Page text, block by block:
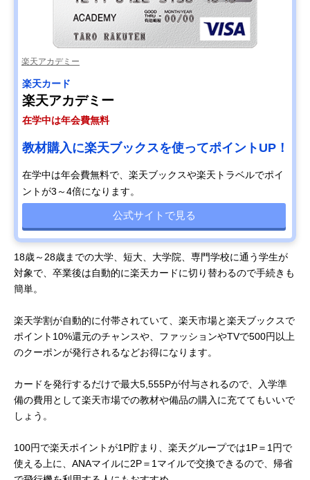
楽天アカデミー
楽天カード
楽天アカデミー
在学中は年会費無料
教材購入に楽天ブックスを使ってポイントUP！
在学中は年会費無料で、楽天ブックスや楽天トラベルでポイ
ントが3～4倍になります。
公式サイトで見る
18歳～28歳までの大学、短大、大学院、専門学校に通う学生が
対象で、卒業後は自動的に楽天カードに切り替わるので手続きも
簡単。
楽天学割が自動的に付帯されていて、楽天市場と楽天ブックスで
ポイント10%還元のチャンスや、ファッションやTVで500円以上
のクーポンが発行されるなどお得になります。
カードを発行するだけで最大5,555Pが付与されるので、入学準
備の費用として楽天市場での教材や備品の購入に充ててもいいで
しょう。
100円で楽天ポイントが1P貯まり、楽天グループでは1P＝1円で
使える上に、ANAマイルに2P＝1マイルで交換できるので、帰省